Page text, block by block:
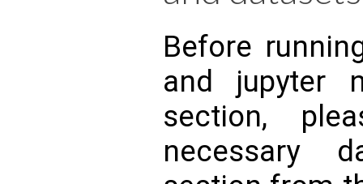
Before
and jupyter
section,
necessary